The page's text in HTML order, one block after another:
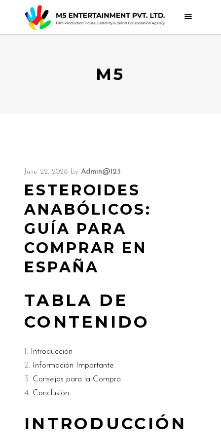
M5
June 22, 2026 by Admin@123
ESTEROIDES
ANABÓLICOS:
GUÍA PARA
COMPRAR EN
ESPAÑA
TABLA DE
CONTENIDO
Introducción
Información Importante
Consejos para la Compra
Conclusión
INTRODUCCIÓN